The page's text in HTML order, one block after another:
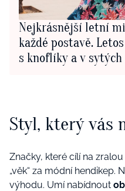
Nejkrásnější letní
každé postavě.
s knoflíky a v sytých
Styl, který vás
Značky, které cílí na
„věk“ za módní hendikep.
výhodu. Umí nabídnout